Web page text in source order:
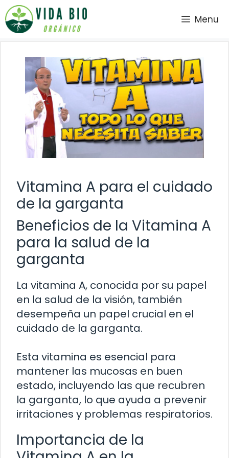
Saltar
al
contenido
Menu
Vitamina A para el cuidado
de la garganta
Beneficios de la Vitamina A
para la salud de la
garganta
La vitamina A, conocida por su papel
en la salud de la visión, también
desempeña un papel crucial en el
cuidado de la garganta.
Esta vitamina es esencial para
mantener las mucosas en buen
estado, incluyendo las que recubren
la garganta, lo que ayuda a prevenir
irritaciones y problemas respiratorios.
Importancia de la